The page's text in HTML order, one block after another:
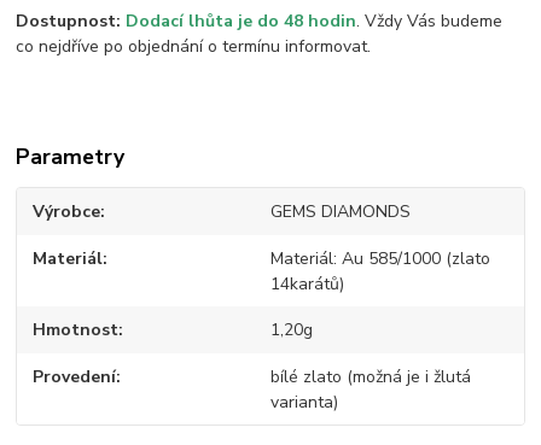
Dostupnost: Dodací lhůta je do 48 hodin. Vždy Vás budeme
co nejdříve po objednání o termínu informovat.
Parametry
Výrobce GEMS DIAMONDS
Materiál
Materiál: Au 585/1000 (zlato
14karátů)
Hmotnost 1,20g
Provedení
bílé zlato (možná je i žlutá
varianta)